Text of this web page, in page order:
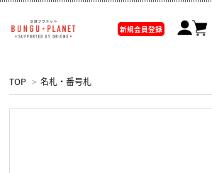
新規会員登録
TOP > 名札・番号札